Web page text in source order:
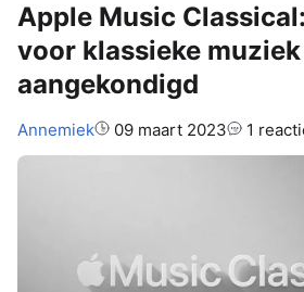
Apple Music
voor klassieke muziek
aangekondigd
Auteur:
Annemiek 09 maart 2023 1